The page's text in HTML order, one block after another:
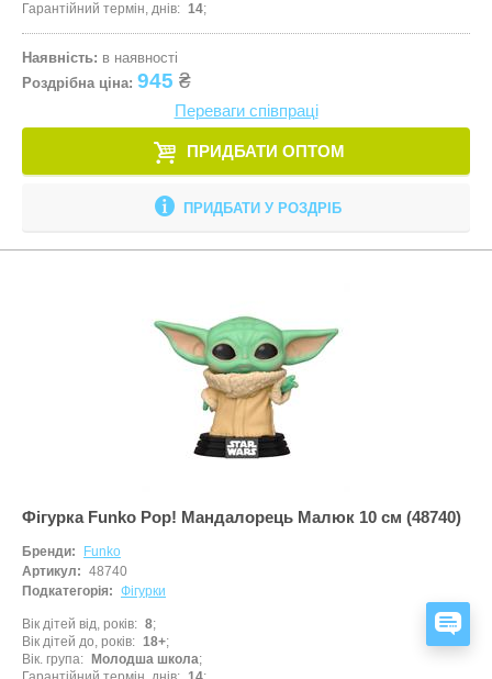
Гарантійний термін, днів
14
Наявність: в наявності
Роздрібна ціна: 945 ₴
Переваги співпраці
ПРИДБАТИ ОПТОМ
ПРИДБАТИ У РОЗДРІБ
Фігурка Funko Pop! Мандалорець Малюк 10 см (48740)
Бренди:
Funko
Артикул: 48740
Подкатегорія: Фігурки
Вік дітей від, років
8
Вік дітей до, років
18+
Вік. група
Молодша школа